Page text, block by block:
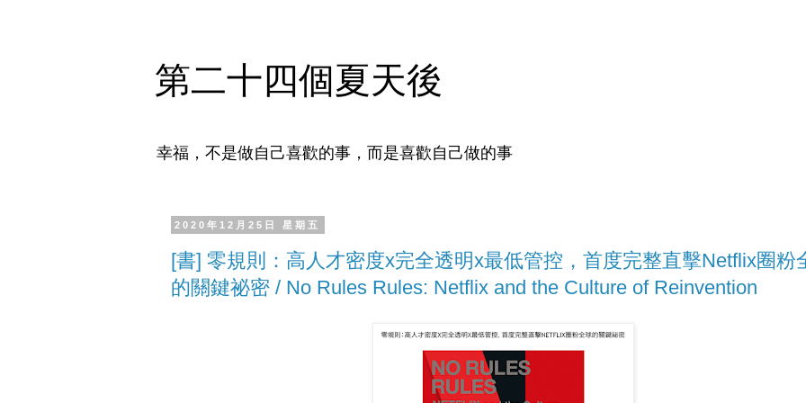
第二十四個夏天後
幸福，不是做自己喜歡的事，而是喜歡自己做的事
2020年12月25日 星期五
[書] 零規則：高人才密度x完全透明x最低管控，首度完整直擊Netflix圈粉
的關鍵祕密 / No Rules Rules: Netflix and the Culture of Reinvention